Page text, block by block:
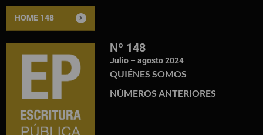
HOME 148
Nº 148
Julio – agosto 2024
QUIÉNES SOMOS
NÚMEROS ANTERIORES